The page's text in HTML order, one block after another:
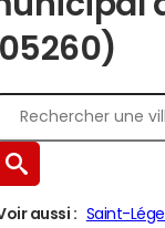
aussi : Saint-